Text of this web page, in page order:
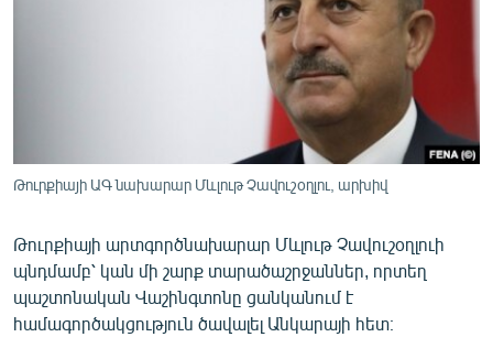
ՏԵՍԱՆՅՈՒԹԵՐ
ԲԱՆԱՎԵՃ
ՁԳՏԵԼՈՎ ԼԱՎԱԳՈՒՅՆԻՆ
Թուրքիայի ԱԳ նախարար Մևլութ Չավուշօղլու, արխիվ
Թուրքիայի արտգործնախարար Մևլութ Չավուշօղլուի
պնդմամբ՝ կան մի շարք տարածաշրջաններ, որտեղ
պաշտոնական Վաշինգտոնը ցանկանում է
համագործակցություն ծավալել Անկարայի հետ։